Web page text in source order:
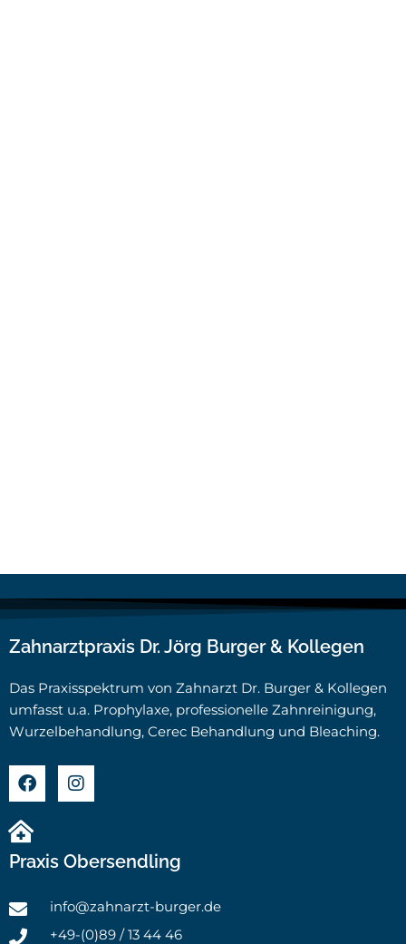
Zahnarztpraxis Dr. Jörg Burger & Kollegen
Das Praxisspektrum von Zahnarzt Dr. Burger & Kollegen
umfasst u.a. Prophylaxe, professionelle Zahnreinigung,
Wurzelbehandlung, Cerec Behandlung und Bleaching.
Praxis Obersendling
info@zahnarzt-burger.de
+49-(0)89 / 13 44 46